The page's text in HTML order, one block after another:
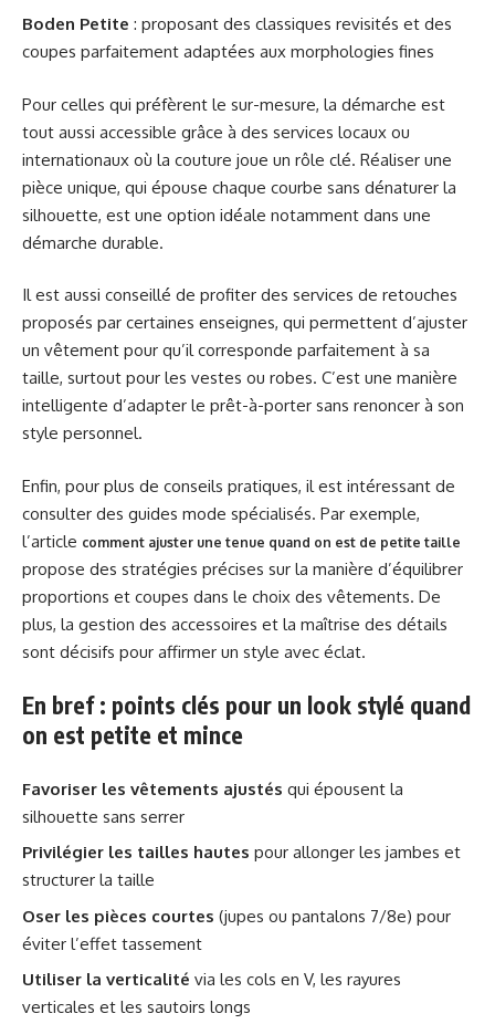
Boden Petite : proposant des classiques revisités et des
coupes parfaitement adaptées aux morphologies fines
Pour celles qui préfèrent le sur-mesure, la démarche est
tout aussi accessible grâce à des services locaux ou
internationaux où la couture joue un rôle clé. Réaliser une
pièce unique, qui épouse chaque courbe sans dénaturer la
silhouette, est une option idéale notamment dans une
démarche durable.
Il est aussi conseillé de profiter des services de retouches
proposés par certaines enseignes, qui permettent d’ajuster
un vêtement pour qu’il corresponde parfaitement à sa
taille, surtout pour les vestes ou robes. C’est une manière
intelligente d’adapter le prêt-à-porter sans renoncer à son
style personnel.
Enfin, pour plus de conseils pratiques, il est intéressant de
consulter des guides mode spécialisés. Par exemple,
l’article comment ajuster une tenue quand on est de petite taille
propose des stratégies précises sur la manière d’équilibrer
proportions et coupes dans le choix des vêtements. De
plus, la gestion des accessoires et la maîtrise des détails
sont décisifs pour affirmer un style avec éclat.
En bref : points clés pour un look stylé quand
on est petite et mince
Favoriser les vêtements ajustés qui épousent la
silhouette sans serrer
Privilégier les tailles hautes pour allonger les jambes et
structurer la taille
Oser les pièces courtes (jupes ou pantalons 7/8e) pour
éviter l’effet tassement
Utiliser la verticalité via les cols en V, les rayures
verticales et les sautoirs longs